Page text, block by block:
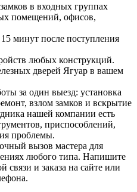
в входных группах
помещений, офисов,
минут после поступления
любых конструкций.
дверей Ягуар в вашем
за один выезд: установка
взлом замков и вскрытие
нашей компании есть
приспособлений,
проблемы.
вызов мастера для
любого типа. Напишите
связи и заказа на сайте или